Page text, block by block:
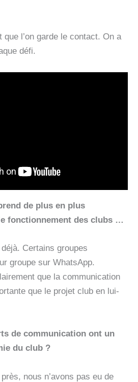
que l’on garde le contact. On a
défi.
de plus en plus
fonctionnement des clubs …
Certains groupes
groupe sur WhatsApp.
que la communication
que le projet club en lui-
de communication ont un
du club ?
nous n’avons pas eu de